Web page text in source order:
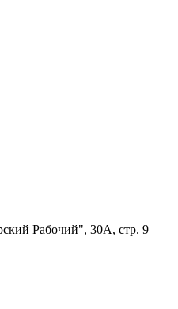
Рабочий", 30А, стр. 9